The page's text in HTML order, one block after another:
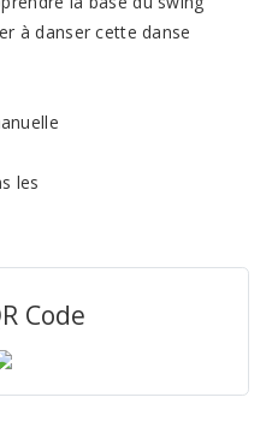
à danser cette danse
Code